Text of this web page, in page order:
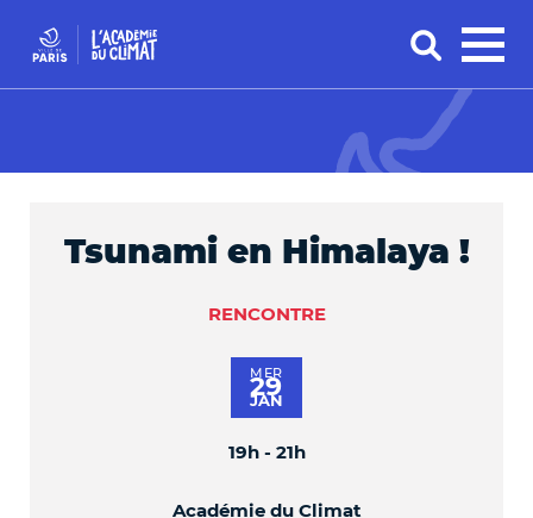
Tsunami en Himalaya !
RENCONTRE
MER
29
JAN
19h - 21h
Académie du Climat